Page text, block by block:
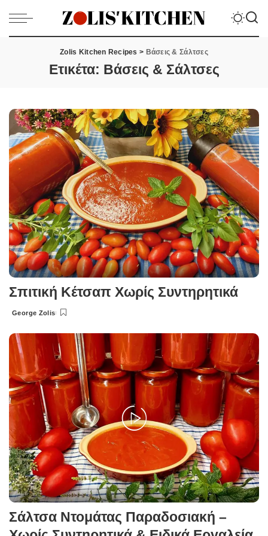
Zolis Kitchen Recipes > Βάσεις & Σάλτσες
Ετικέτα: Βάσεις & Σάλτσες
Σπιτική Κέτσαπ Χωρίς Συντηρητικά
Posted
George Zolis
Σάλτσα Ντομάτας Παραδοσιακή –